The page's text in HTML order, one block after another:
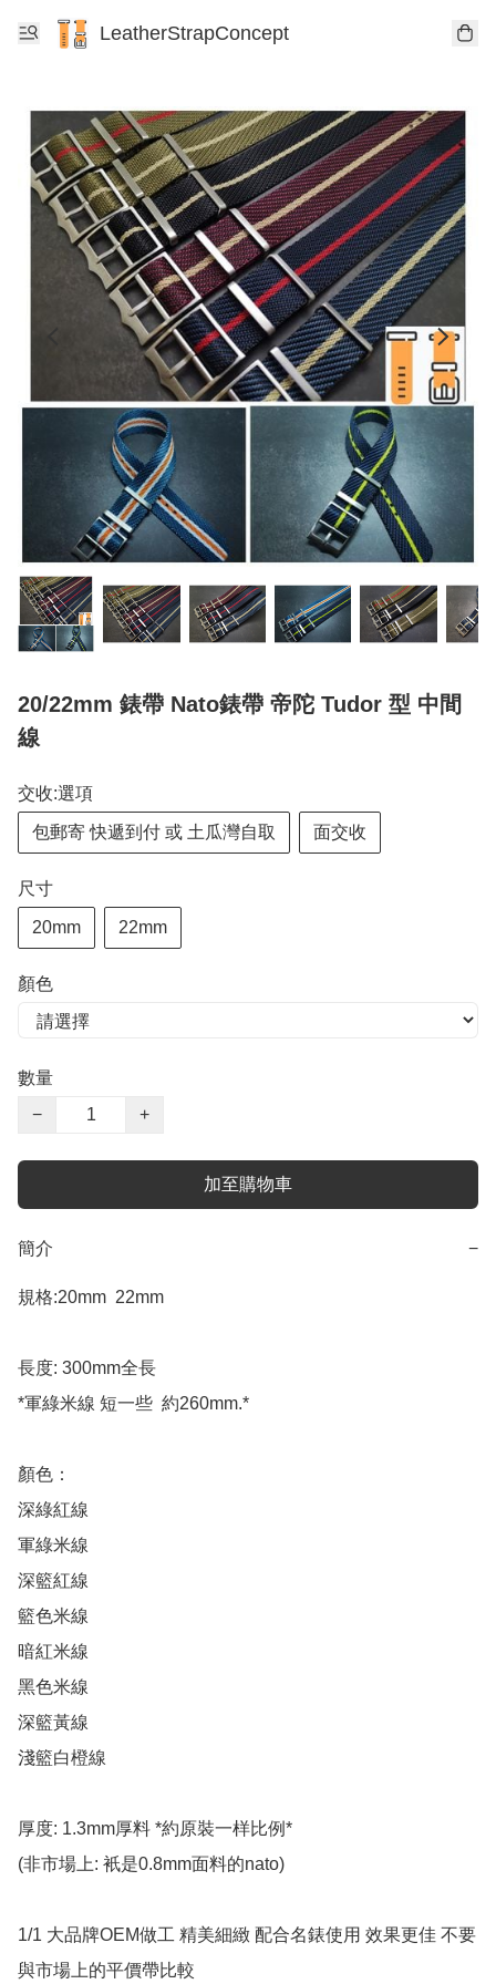
LeatherStrapConcept
20/22mm 錶帶 Nato錶帶 帝陀 Tudor 型 中間
線
交收:選項
包郵寄 快遞到付 或 土瓜灣自取 面交收
尺寸
20mm 22mm
顏色
數量
−
+
加至購物車
簡介 −
規格:20mm  22mm
長度: 300mm全長
*軍綠米線 短一些  約260mm.*
顏色：
深綠紅線
軍綠米線
深籃紅線
籃色米線
暗紅米線
黑色米線
深籃黃線
淺籃白橙線
厚度: 1.3mm厚料 *約原裝一样比例*
(非市場上: 衹是0.8mm面料的nato)
1/1 大品牌OEM做工 精美細緻 配合名錶使用 效果更佳 不要
與市場上的平價帶比較